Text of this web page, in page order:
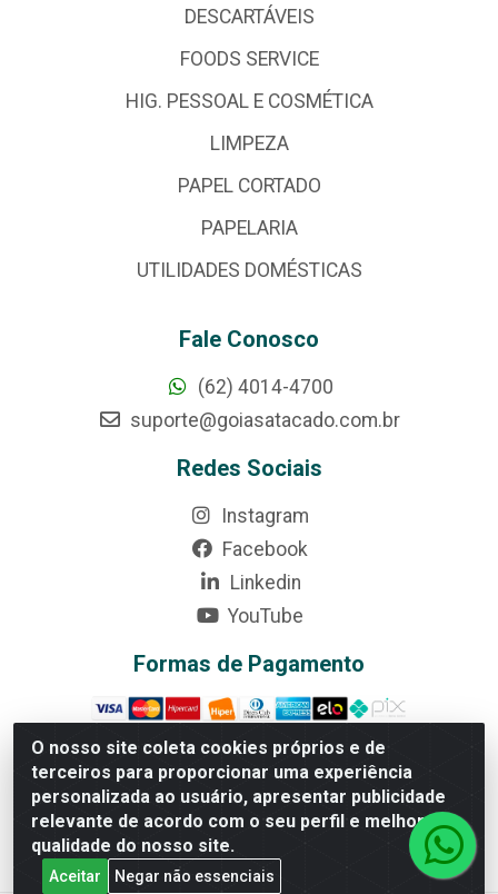
O nosso site coleta cookies próprios e de
terceiros para proporcionar uma experiência
personalizada ao usuário, apresentar publicidade
relevante de acordo com o seu perfil e melhorar a
qualidade do nosso site.
Aceitar Negar não essenciais
DESCARTÁVEIS
FOODS SERVICE
HIG. PESSOAL E COSMÉTICA
LIMPEZA
PAPEL CORTADO
PAPELARIA
UTILIDADES DOMÉSTICAS
Fale Conosco
(62) 4014-4700
suporte@goiasatacado.com.br
Redes Sociais
Instagram
Facebook
Linkedin
YouTube
Formas de Pagamento
Rede Brasil - Avenida Universitária, nº 3860, Jardim das
Américas II Etapa - Anápolis/GO - CEP 75070-415 -
CNPJ 07.728.073/0002-24